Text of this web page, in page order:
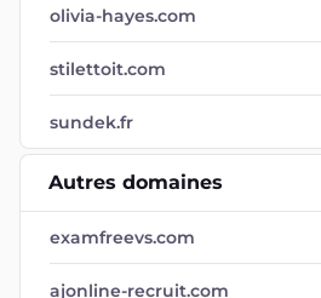
olivia-hayes.com
stilettoit.com
sundek.fr
Autres domaines
examfreevs.com
ajonline-recruit.com